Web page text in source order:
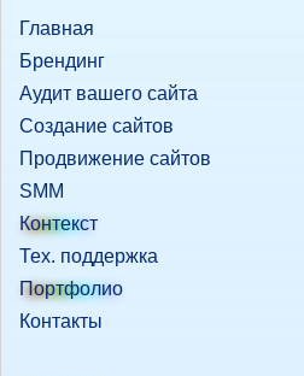
Главная
Брендинг
Аудит вашего сайта
Создание сайтов
Продвижение сайтов
SMM
Контекст
Тех. поддержка
Портфолио
Контакты